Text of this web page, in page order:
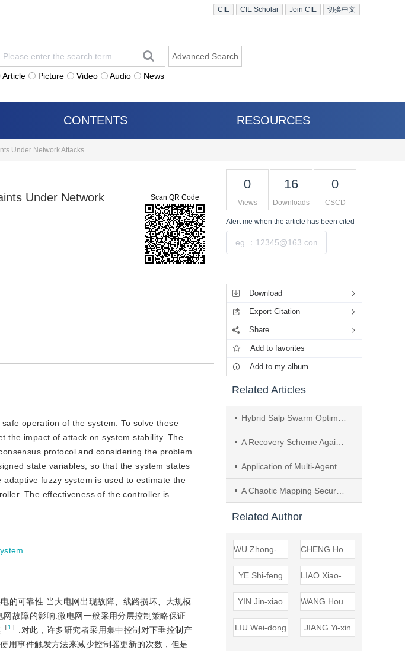
切换中文
Join CIE
CIE Scholar
CIE
Article Picture Video Audio News
Advanced Search
CONTENTS RESOURCES
Under Network Attacks
Under Network
Scan QR Code
operation of the system. To solve these
the impact of attack on system stability. The
protocol and considering the problem
state variables, so that the system states
fuzzy system is used to estimate the
The effectiveness of the controller is
的可靠性.当大电网出现故障、线路损坏、大规模
故障的影响.微电网一般采用分层控制策略保证
［1 ］
.对此，许多研究者采用集中控制对下垂控制产
用事件触发方法来减少控制器更新的次数，但是
0
Views
16
Downloads
0
CSCD
Alert me when the article has been cited
Download
Export Citation
Share
Add to favorites
Add to my album
Related Articles
Hybrid Salp Swarm Optimization Control Strategy for Microgrid Grid-Connected and Islanded Mode Switching System
A Recovery Scheme Against Malware Attacks in Virtualization System
Application of Multi-Agent Reinforcement Learning in Robot Soccer
A Chaotic Mapping Secure Communication System Based on Hierarchical Key
Related Author
YE Shi-feng
YIN Jin-xiao
LIU Wei-dong JIANG Yi-xin